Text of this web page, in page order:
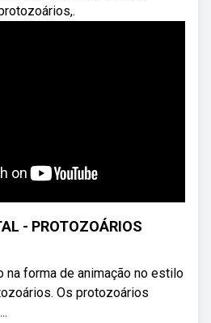
- PROTOZOÁRIOS
na forma de animação no estilo
Os protozoários